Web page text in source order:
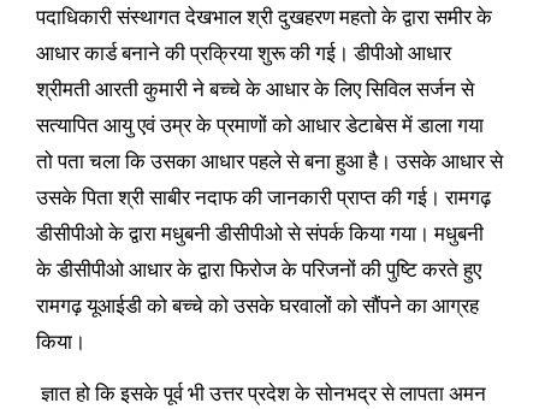
पदाधिकारी संस्थागत देखभाल श्री दुखहरण महतो के द्वारा समीर के
आधार कार्ड बनाने की प्रक्रिया शुरू की गई। डीपीओ आधार
श्रीमती आरती कुमारी ने बच्चे के आधार के लिए सिविल सर्जन से
सत्यापित आयु एवं उम्र के प्रमाणों को आधार डेटाबेस में डाला गया
तो पता चला कि उसका आधार पहले से बना हुआ है। उसके आधार से
उसके पिता श्री साबीर नदाफ की जानकारी प्राप्त की गई। रामगढ़
डीसीपीओ के द्वारा मधुबनी डीसीपीओ से संपर्क किया गया। मधुबनी
के डीसीपीओ आधार के द्वारा फिरोज के परिजनों की पुष्टि करते हुए
रामगढ़ यूआईडी को बच्चे को उसके घरवालों को सौंपने का आग्रह
किया।
ज्ञात हो कि इसके पूर्व भी उत्तर प्रदेश के सोनभद्र से लापता अमन